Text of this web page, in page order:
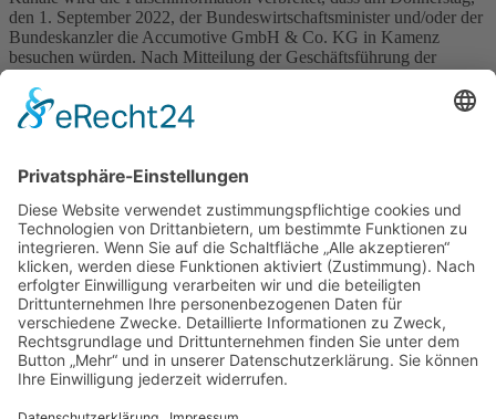
den 1. September 2022, der Bundeswirtschaftsminister und/oder der
Bundeskanzler die Accumotive GmbH & Co. KG in Kamenz
besuchen würden. Nach Mitteilung der Geschäftsführung der
eine bewusste Falschmeldung.
Völlig unabhängig von den grundsätzlich legitimen Protesten, wie
Falschinformationen nützen. Die alte Frage „Cui bono?“ ist
Daimlertochter in Kamenz organisiert werden, damit die Bilder des
Protestes in Verbindung mit dem Wirtschaftsstandort Sachsen –
Ostsachsen – Kamenz in die Welt lanciert werden? Oder welche
Ziele werden damit verfolgt? Wenn also beide Bundespolitiker
definitiv nicht in Kamenz weilen, was hat denn die Accumotive
GmbH & Co. KG damit zu tun?
Zurück
»facebook.com/kamenz.news »facebook.com/rathaus.kamenz
»facebook.com/Kamenz.Tourismus